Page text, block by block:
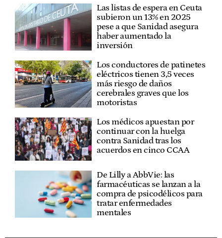
Las listas de espera en Ceuta
subieron un 13% en 2025
pese a que Sanidad asegura
haber aumentado la
inversión
Los conductores de patinetes
eléctricos tienen 3,5 veces
más riesgo de daños
cerebrales graves que los
motoristas
Los médicos apuestan por
continuar con la huelga
contra Sanidad tras los
acuerdos en cinco CCAA
De Lilly a AbbVie: las
farmacéuticas se lanzan a la
compra de psicodélicos para
tratar enfermedades
mentales